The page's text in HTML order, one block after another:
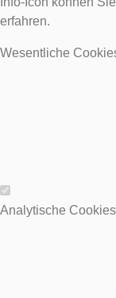
erfahren.
Wesentliche
Wesentliche
Analytische Cookies